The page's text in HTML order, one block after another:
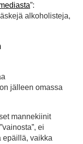
”:
alkoholisteja,
jälleen omassa
mannekiinit
ei
epäillä, vaikka